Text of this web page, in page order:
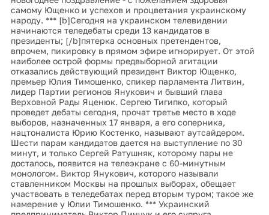
самому Ющенко и успехов и процветания украинскому
народу. *** [b]Сегодня на украинском телевидении
начинаются теледебаты среди 13 кандидатов в
президенты; [/b]пятерка основных претендентов,
впрочем, пикировку в прямом эфире игнорирует. От этой
наиболее острой формы предвыборной агитации
отказались действующий президент Виктор Ющенко,
премьер Юлия Тимошенко, спикер парламента Литвин,
лидер Партии регионов Янукович и бывший глава
Верховной Рады Яценюк. Сергею Тигипко, который
проведет дебаты сегодня, прочат третье место в ходе
выборов, назначенных 17 января, а его соперника,
нацтоналиста Юрию Костенко, называют аутсайдером.
Шести парам кандидатов дается на выступление по 30
минут, и только Сергей Ратушняк, которому пары не
досталось, появится на телеэкране с 60-минутным
монологом. Виктор Янукович, которого называли
ставленником Москвы на прошлых выборах, обещает
участвовать в теледебатах перед вторым туром; такое же
намерение у Юлии Тимошенко. *** Украинский